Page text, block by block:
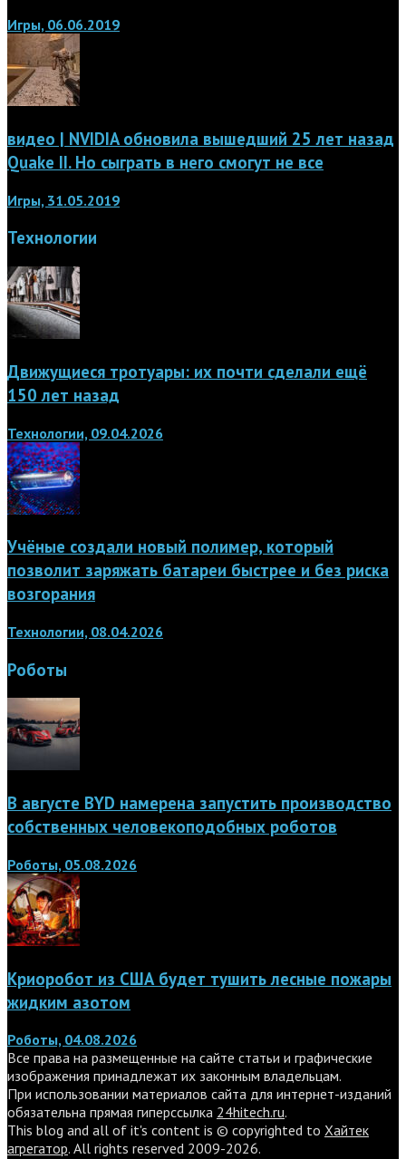
Игры, 06.06.2019
видео | NVIDIA обновила вышедший 25 лет назад
Quake II. Но сыграть в него смогут не все
Игры, 31.05.2019
Технологии
Движущиеся тротуары: их почти сделали ещё
150 лет назад
Технологии, 09.04.2026
Учёные создали новый полимер, который
позволит заряжать батареи быстрее и без риска
возгорания
Технологии, 08.04.2026
Роботы
В августе BYD намерена запустить производство
собственных человекоподобных роботов
Роботы, 05.08.2026
Криоробот из США будет тушить лесные пожары
жидким азотом
Роботы, 04.08.2026
Все права на размещенные на сайте статьи и графические
изображения принадлежат их законным владельцам.
При использовании материалов сайта для интернет-изданий
обязательна прямая гиперссылка 24hitech.ru.
This blog and all of it's content is © copyrighted to Хайтек
агрегатор. All rights reserved 2009-2026.